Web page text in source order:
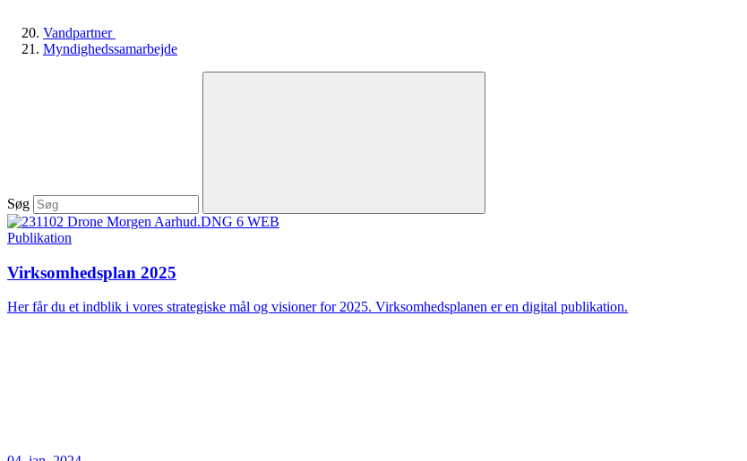
Vandpartner
Myndighedssamarbejde
Søg
Publikation
Virksomhedsplan 2025
Her får du et indblik i vores strategiske mål og visioner for 2025. Virksomhedsplanen er en digital publikation.